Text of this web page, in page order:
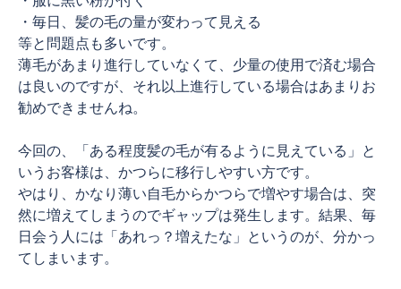
・毎日、髪の毛の量が変わって見える
等と問題点も多いです。
薄毛があまり進行していなくて、少量の使用で済む場合
は良いのですが、それ以上進行している場合はあまりお
勧めできませんね。
今回の、「ある程度髪の毛が有るように見えている」と
いうお客様は、かつらに移行しやすい方です。
やはり、かなり薄い自毛からかつらで増やす場合は、突
然に増えてしまうのでギャップは発生します。結果、毎
日会う人には「あれっ？増えたな」というのが、分かっ
てしまいます。